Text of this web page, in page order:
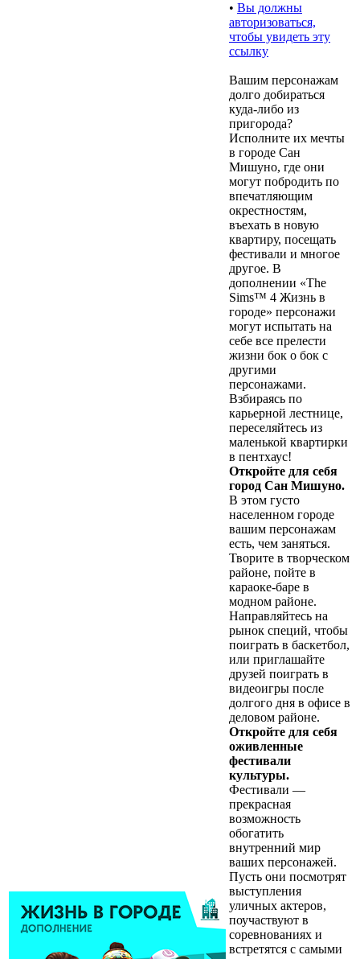
• Вы должны
авторизоваться,
чтобы увидеть эту
ссылку
Вашим персонажам
долго добираться
куда-либо из
пригорода?
Исполните их мечты
в городе Сан
Мишуно, где они
могут побродить по
впечатляющим
окрестностям,
въехать в новую
квартиру, посещать
фестивали и многое
другое. В
дополнении «The
Sims™ 4 Жизнь в
городе» персонажи
могут испытать на
себе все прелести
жизни бок о бок с
другими
персонажами.
Взбираясь по
карьерной лестнице,
переселяйтесь из
маленькой квартирки
в пентхаус!
Откройте для себя
город Сан Мишуно.
В этом густо
населенном городе
вашим персонажам
есть, чем заняться.
Творите в творческом
районе, пойте в
караоке-баре в
модном районе.
Направляйтесь на
рынок специй, чтобы
поиграть в баскетбол,
или приглашайте
друзей поиграть в
видеоигры после
долгого дня в офисе в
деловом районе.
Откройте для себя
оживленные
фестивали
культуры.
Фестивали —
прекрасная
возможность
обогатить
внутренний мир
ваших персонажей.
Пусть они посмотрят
выступления
уличных актеров,
поучаствуют в
соревнованиях и
встретятся с самыми